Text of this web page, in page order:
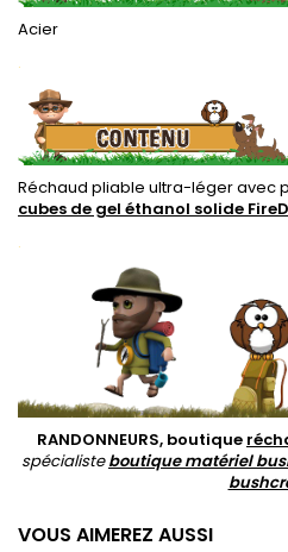
Acier
.
Réchaud pliable ultra-léger avec
cubes de gel éthanol solide
.
RANDONNEURS, boutique
spécialisteboutique matériel
VOUS AIMEREZ AUSSI